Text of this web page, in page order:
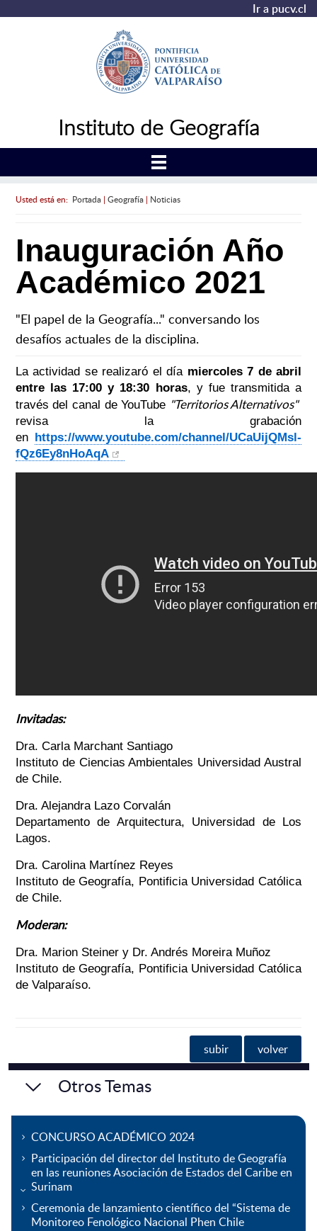
Ir a pucv.cl
Instituto de Geografía
Usted está en: Portada| Geografía| Noticias
Inauguración Año
Académico 2021
"El papel de la Geografía..." conversando los
desafíos actuales de la disciplina.
La actividad se realizaró el díamiercoles 7 de abril
entre las 17:00 y 18:30 horas, y fue transmitida a
través del canal de YouTube "Territorios Alternativos"
revisa la grabación
en
https://www.youtube.com/channel/UCaUijQMsl-
fQz6Ey8nHoAqA
Invitadas:
Dra. Carla Marchant Santiago
Instituto de Ciencias Ambientales Universidad Austral
de Chile.
Dra. Alejandra Lazo Corvalán
Departamento de Arquitectura, Universidad de Los
Lagos.
Dra. Carolina Martínez Reyes
Instituto de Geografía, Pontificia Universidad Católica
de Chile.
Moderan:
Dra. Marion Steiner y Dr. Andrés Moreira Muñoz
Instituto de Geografía, Pontificia Universidad Católica
de Valparaíso.
subir volver
Otros Temas
CONCURSO ACADÉMICO 2024
Participación del director del Instituto de Geografía
en las reuniones Asociación de Estados del Caribe en
Surinam
Ceremonia de lanzamiento científico del “Sistema de
Monitoreo Fenológico Nacional Phen Chile